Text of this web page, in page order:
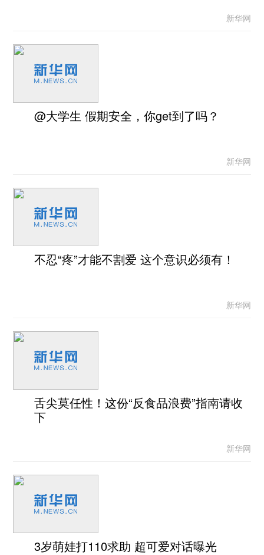
新华网
@大学生 假期安全，你get到了吗？
新华网
不忍“疼”才能不割爱 这个意识必须有！
新华网
舌尖莫任性！这份“反食品浪费”指南请收
下
新华网
3岁萌娃打110求助 超可爱对话曝光